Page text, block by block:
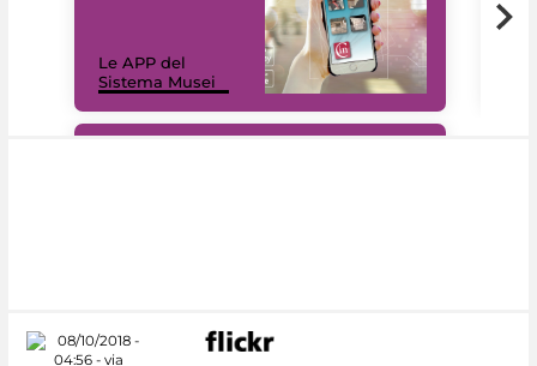
Le APP del
Sistema Musei